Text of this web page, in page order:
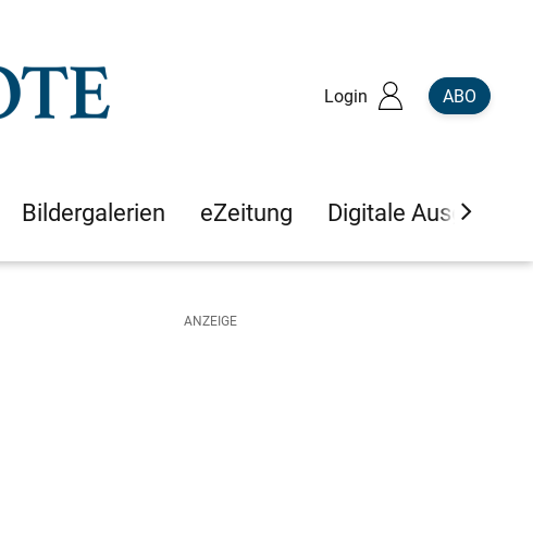
Login ABO
Bildergalerien eZeitung Digitale Ausgaben